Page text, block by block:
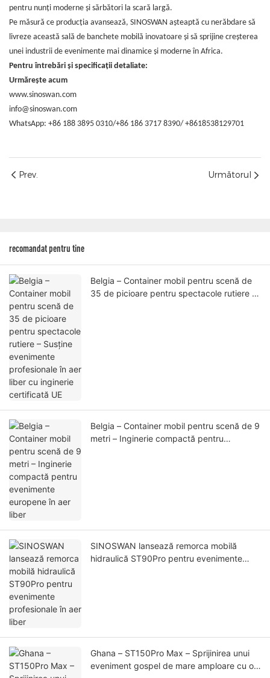
pentru nunți moderne și sărbători la scară largă.
Pe măsură ce producția avansează, SINOSWAN așteaptă cu nerăbdare să
livreze această sală de banchete mobilă inovatoare și să sprijine creșterea
unei industrii de evenimente mai dinamice și moderne în Africa.
Pentru întrebări și specificații detaliate:
Urmărește acum
www.sinoswan.com
info@sinoswan.com
WhatsApp: +86 188 3895 0310/+86 186 3717 8390/ +8618538129701
Prev. Următorul
recomandat pentru tine
Belgia – Container mobil pentru scenă de
35 de picioare pentru spectacole rutiere –
Belgia – Container mobil pentru scenă de 9
metri – Inginerie compactă pentru
SINOSWAN lansează remorca mobilă
hidraulică ST90Pro pentru evenimente
Ghana – ST150Pro Max – Sprijinirea unui
eveniment gospel de mare amploare cu o